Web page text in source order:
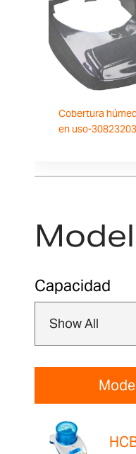
Cobertura
en uso-
Capacidad